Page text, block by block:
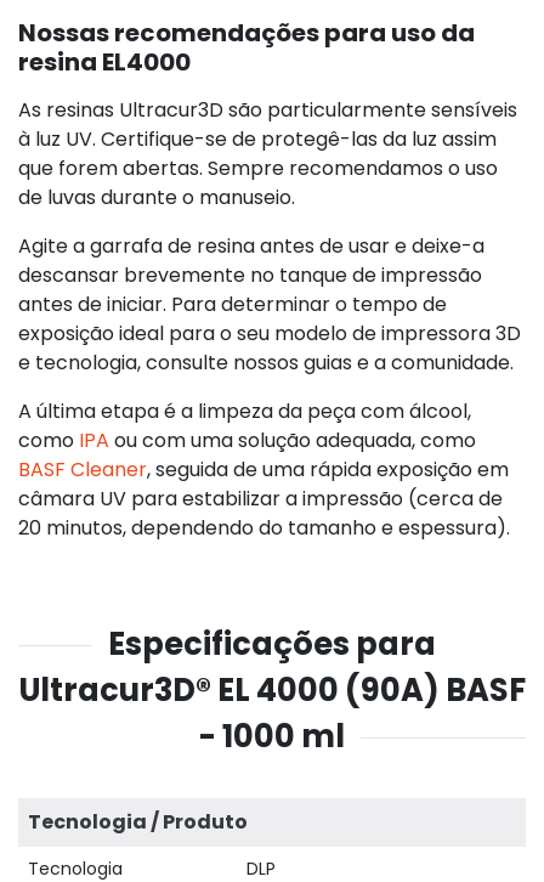
Nossas recomendações para uso da
resina EL4000
As resinas Ultracur3D são particularmente sensíveis
à luz UV. Certifique-se de protegê-las da luz assim
que forem abertas. Sempre recomendamos o uso
de luvas durante o manuseio.
Agite a garrafa de resina antes de usar e deixe-a
descansar brevemente no tanque de impressão
antes de iniciar. Para determinar o tempo de
exposição ideal para o seu modelo de impressora 3D
e tecnologia, consulte nossos guias e a comunidade.
A última etapa é a limpeza da peça com álcool,
como IPA ou com uma solução adequada, como
BASF Cleaner, seguida de uma rápida exposição em
câmara UV para estabilizar a impressão (cerca de
20 minutos, dependendo do tamanho e espessura).
Especificações para
Ultracur3D® EL 4000 (90A) BASF
- 1000 ml
Tecnologia / Produto
Tecnologia
DLP